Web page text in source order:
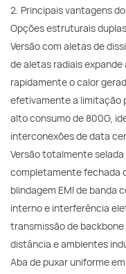
2. Principais vantagens
Opções estruturais
Versão com aletas de
de aletas radiais
rapidamente o calor
efetivamente a limitação
alto consumo de 800G,
interconexões de data
Versão totalmente
completamente fechada
blindagem EMI de banda
interno e interferência
transmissão de
distância e ambientes
Aba de puxar uniforme